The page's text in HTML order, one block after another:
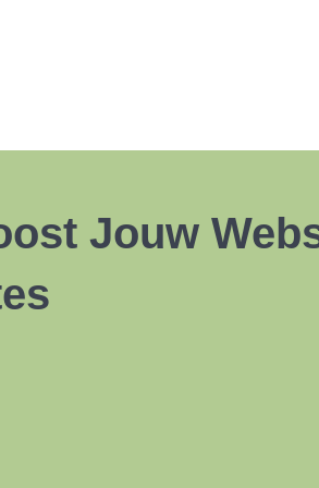
Jouw